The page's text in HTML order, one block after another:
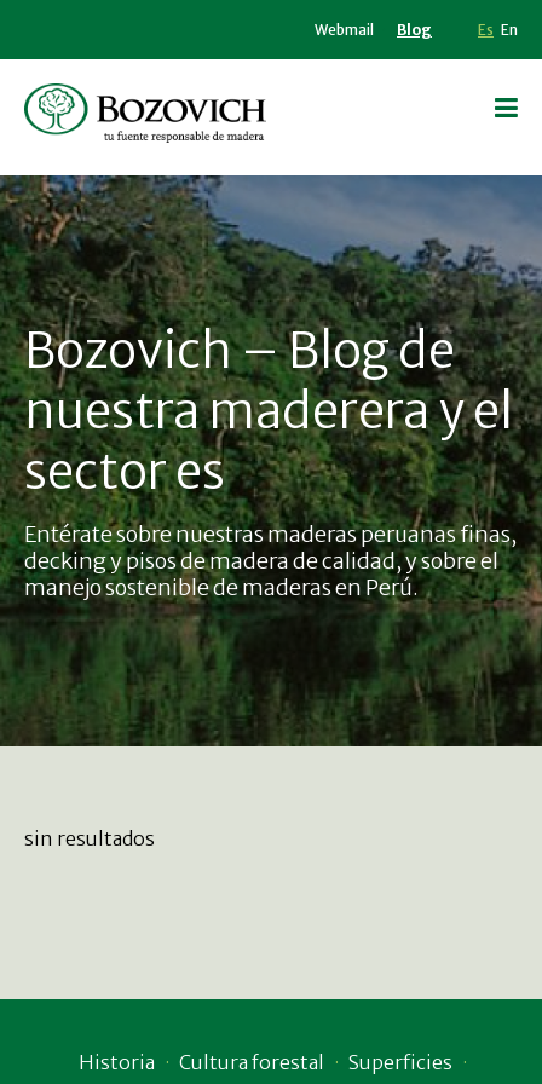
Webmail Blog Es En
Bozovich – Blog de
nuestra maderera y el
sector es
Entérate sobre nuestras maderas peruanas finas,
decking y pisos de madera de calidad, y sobre el
manejo sostenible de maderas en Perú.
sin resultados
Historia Cultura forestal
Superficies